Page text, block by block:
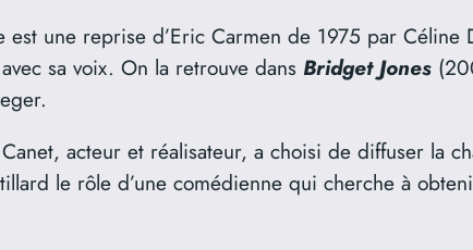
est une reprise d’Eric Carmen de 1975 par
sa voix. On la retrouve dans Bridget Jones
acteur et réalisateur, a choisi de diffuser la
le rôle d’une comédienne qui cherche à